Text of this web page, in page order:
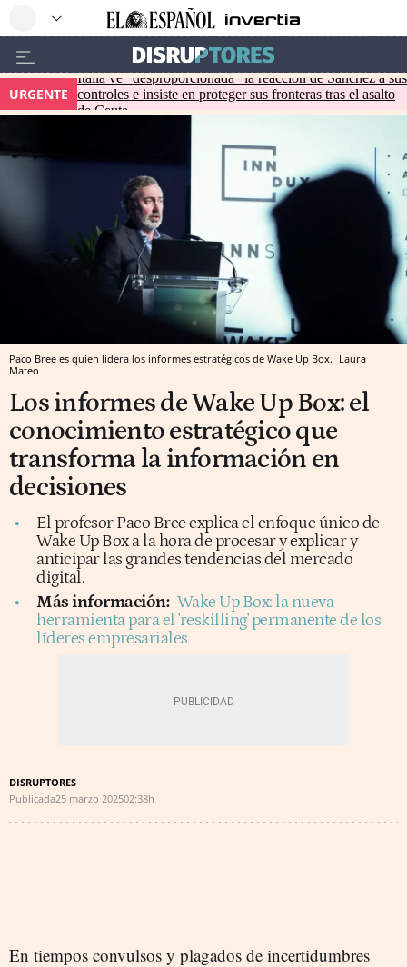
URGENTE
Italia ve "desproporcionada" la reacción de Sánchez a sus
controles e insiste en proteger sus fronteras tras el asalto
de Ceuta
Paco Bree es quien lidera los informes estratégicos de Wake Up Box. Laura
Mateo
Los informes de Wake Up Box: el
conocimiento estratégico que
transforma la información en
decisiones
El profesor Paco Bree explica el enfoque único de
Wake Up Box a la hora de procesar y explicar y
anticipar las grandes tendencias del mercado
digital.
Más información: Wake Up Box: la nueva
herramienta para el 'reskilling' permanente de los
líderes empresariales
DISRUPTORES
Publicada25 marzo 202502:38h
En tiempos convulsos y plagados de incertidumbres